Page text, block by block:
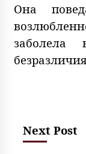
Она
Next Post